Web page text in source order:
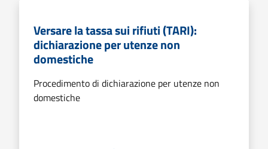
Versare la tassa sui rifiuti (TARI):
dichiarazione per utenze non
domestiche
Procedimento di dichiarazione per utenze non
domestiche